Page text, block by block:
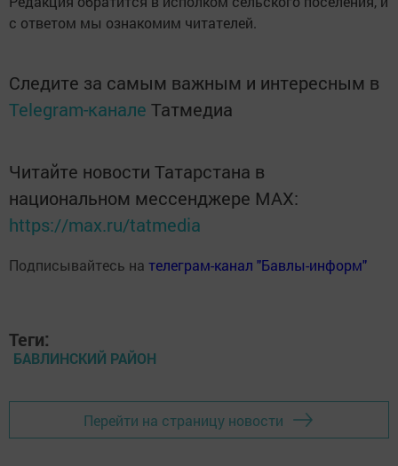
с ответом мы ознакомим читателей.
Следите за самым важным и интересным в
Telegram-канале Татмедиа
Читайте новости Татарстана в
национальном мессенджере MАХ:
https://max.ru/tatmedia
Подписывайтесь на телеграм-канал "Бавлы-информ"
Теги:
БАВЛИНСКИЙ РАЙОН
Перейти на страницу новости